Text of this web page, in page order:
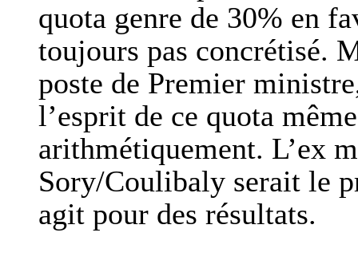
quota genre de 30% en
toujours pas concrétisé.
poste de Premier
l’esprit de ce quota
arithmétiquement. L’ex
Sory/Coulibaly serait le
agit pour des résultats.